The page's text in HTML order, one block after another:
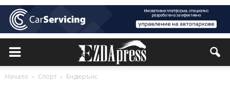
Начало Спорт Ендюрънс